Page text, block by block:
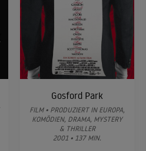
Gosford Park
FILM • PRODUZIERT IN EUROPA,
KOMÖDIEN, DRAMA, MYSTERY
& THRILLER
2001 • 137 MIN.